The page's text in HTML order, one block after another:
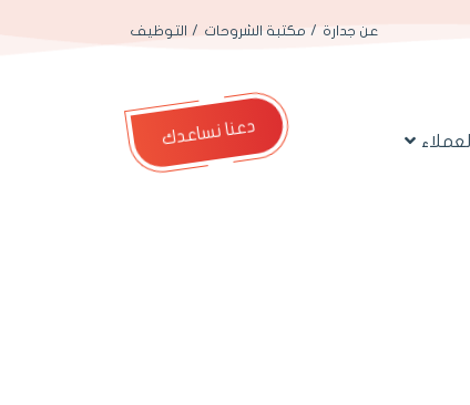
عن جدارة مكتبة الشروحات التوظيف
دعنا نساعدك